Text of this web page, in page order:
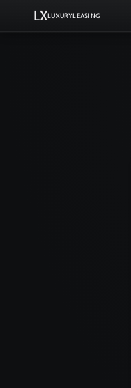
LXLUXURYLEASING